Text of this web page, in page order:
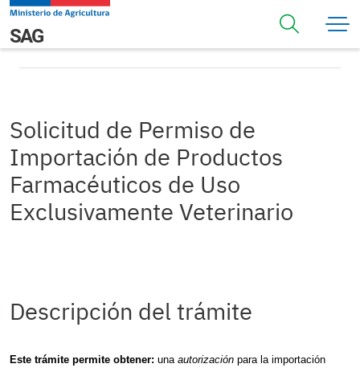
Pasar al contenido principal
Navegación principal
SAGSolicitud de Permiso de Importación de Productos
Farmacéuticos de Uso Exclusivamente Veterinario
Solicitud de Permiso de
Importación de Productos
Farmacéuticos de Uso
Exclusivamente Veterinario
Descripción del trámite
Este trámite permite obtener: una autorización para la importación